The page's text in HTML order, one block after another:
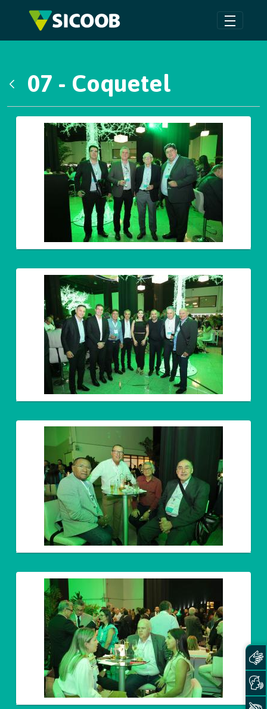
Pular para o Conteúdo principal
07 - Coquetel
Galeria de Mídias